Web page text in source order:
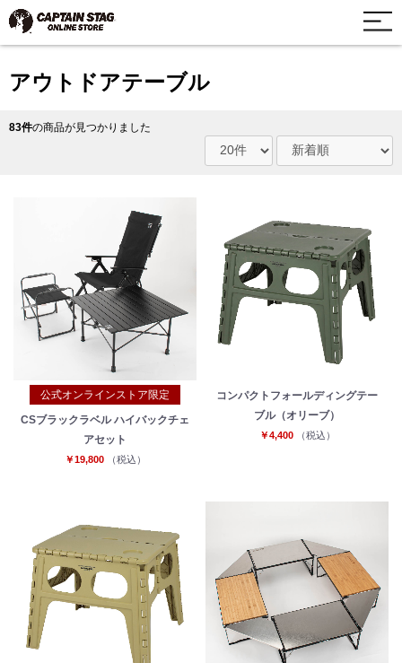
アウトドアテーブル
83件の商品が見つかりました
公式オンラインストア限定
CSブラックラベル ハイバックチェ
アセット
￥19,800 （税込）
コンパクトフォールディングテー
ブル（オリーブ）
￥4,400 （税込）